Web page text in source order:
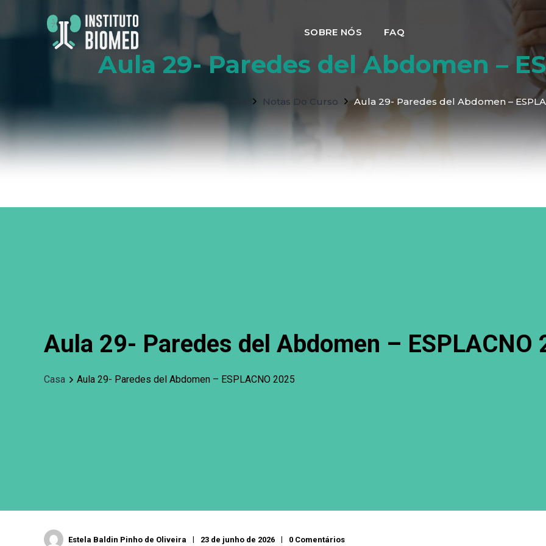
SOBRE NÓS FAQ
Aula 29- Paredes del Abdomen –
Notas Do Curso Aula 29- Paredes del Abdomen –
Aula 29- Paredes del Abdomen – ESPLACNO
Casa Aula 29- Paredes del Abdomen – ESPLACNO 2025
Estela Baldin Pinho de Oliveira 23 de junho de 2026 0 Comentários